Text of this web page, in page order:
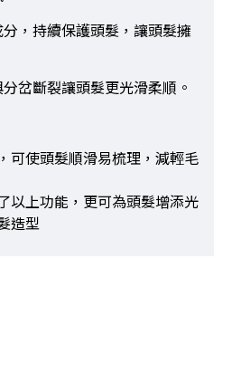
，持續保護頭髮，讓頭髮擁
岔斷裂讓頭髮更光滑柔順。
可使頭髮順滑易梳理，減輕毛
以上功能，更可為頭髮增添光
造型